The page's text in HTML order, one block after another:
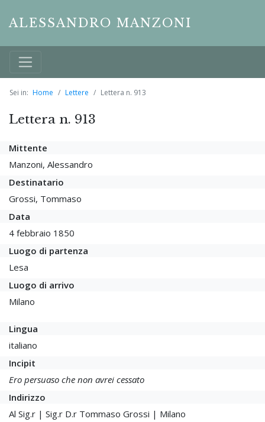
ALESSANDRO MANZONI
Sei in: Home Lettere Lettera n. 913
Lettera n. 913
Mittente
Manzoni, Alessandro
Destinatario
Grossi, Tommaso
Data
4 febbraio 1850
Luogo di partenza
Lesa
Luogo di arrivo
Milano
Lingua
italiano
Incipit
Ero persuaso che non avrei cessato
Indirizzo
Al Sig.r | Sig.r D.r Tommaso Grossi | Milano